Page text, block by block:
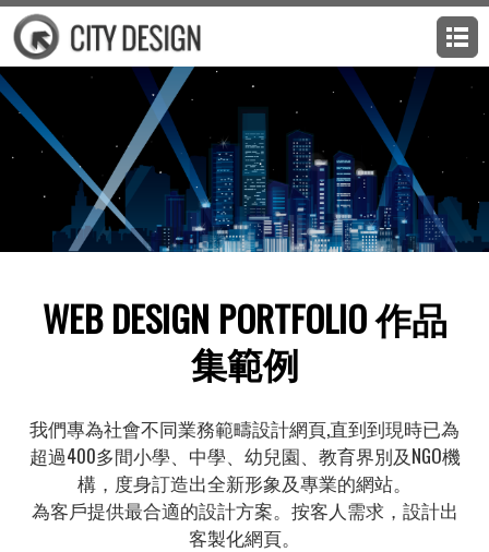
WEB DESIGN PORTFOLIO 作品
集範例
我們專為社會不同業務範疇設計網頁,直到到現時已為
超過400多間小學、中學、幼兒園、教育界別及NGO機
構，度身訂造出全新形象及專業的網站。
為客戶提供最合適的設計方案。按客人需求，設計出
客製化網頁。